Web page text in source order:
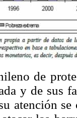
de
y de sus
atención